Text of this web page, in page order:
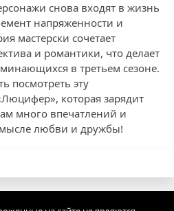
снова входят в жизнь
напряженности и
мастерски сочетает
и романтики, что делает
в третьем сезоне.
посмотреть эту
которая зарядит
много впечатлений и
любви и дружбы!